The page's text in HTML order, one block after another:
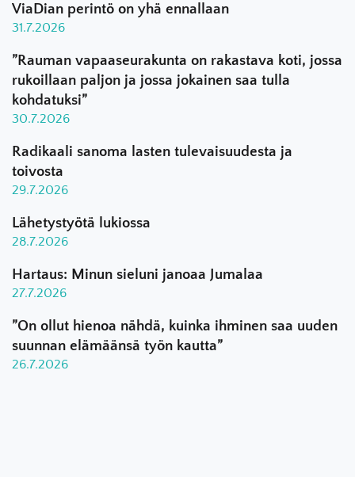
ViaDian perintö on yhä ennallaan
31.7.2026
”Rauman vapaaseurakunta on rakastava koti, jossa
rukoillaan paljon ja jossa jokainen saa tulla
kohdatuksi”
30.7.2026
Radikaali sanoma lasten tulevaisuudesta ja
toivosta
29.7.2026
Lähetystyötä lukiossa
28.7.2026
Hartaus: Minun sieluni janoaa Jumalaa
27.7.2026
”On ollut hienoa nähdä, kuinka ihminen saa uuden
suunnan elämäänsä työn kautta”
26.7.2026